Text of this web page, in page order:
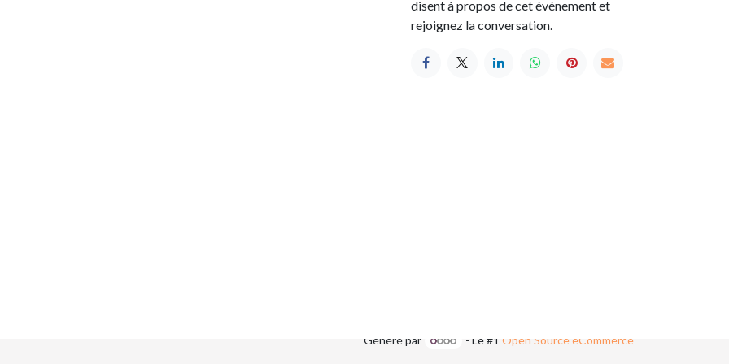
disent à propos de cet événement et
rejoignez la conversation.
Généré par - Le #1 Open Source eCommerce